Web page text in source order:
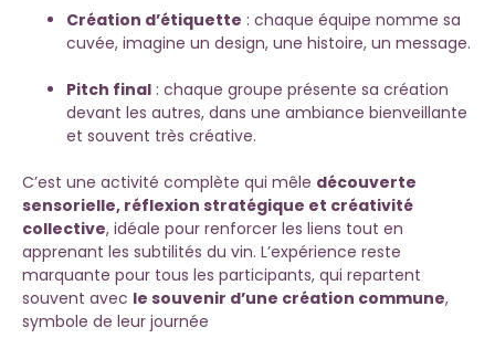
Création d’étiquette : chaque équipe nomme sa
cuvée, imagine un design, une histoire, un message.
Pitch final : chaque groupe présente sa création
devant les autres, dans une ambiance bienveillante
et souvent très créative.
C’est une activité complète qui mêle découverte
sensorielle, réflexion stratégique et créativité
collective, idéale pour renforcer les liens tout en
apprenant les subtilités du vin. L’expérience reste
marquante pour tous les participants, qui repartent
souvent avec le souvenir d’une création commune,
symbole de leur journée